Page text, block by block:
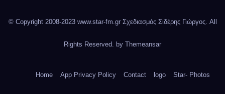
© Copyright 2008-2023 www.star-fm.gr Σχεδιασμός Σιδέρης Γιώργος. All
Rights Reserved. by Themeansar
Home App Privacy Policy Contact logo Star- Photos